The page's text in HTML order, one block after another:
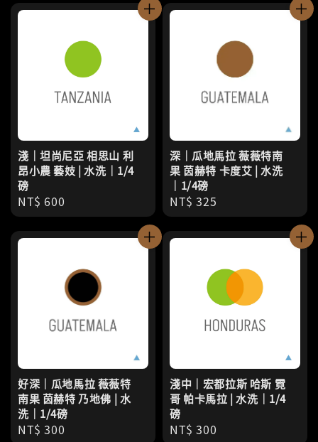
淺｜坦尚尼亞 相思山 利
昂小農 藝妓 | 水洗｜1/4
磅
Regular
price
NT$ 600
深｜瓜地馬拉 薇薇特南
果 茵赫特 卡度艾 | 水洗
｜1/4磅
Regular
price
NT$ 325
好深｜瓜地馬拉 薇薇特
南果 茵赫特 乃地佛 | 水
洗｜1/4磅
Regular
NT$ 300
淺中｜宏都拉斯 哈斯 霓
哥 帕卡馬拉 | 水洗｜1/4
磅
Regular
NT$ 300